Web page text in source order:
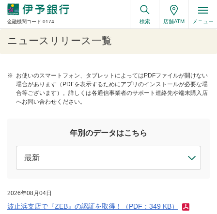
金融機関コード:0174 検索 店舗ATM メニュー
ニュースリリース一覧
※ お使いのスマートフォン、タブレットによってはPDFファイルが開けない
場合があります（PDFを表示するためにアプリのインストールが必要な場
合等ございます）。詳しくは各通信事業者のサポート連絡先や端末購入店
へお問い合わせください。
年別のデータはこちら
2026年08月04日
波止浜支店で『ZEB』の認証を取得！（PDF：349 KB）